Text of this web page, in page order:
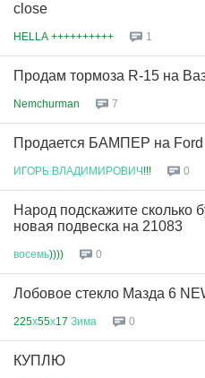
close
HELLA ++++++++++ 1
Продам тормоза R-15 на
Nemchurman 7
Продается БАМПЕР на Ford
ИГОРЬ ВЛАДИМИРОВИЧ!!! 0
Народ подскажите сколько
новая подвеска на 21083
восемь)))) 0
Лобовое стекло Мазда 6
225х55х17 Зима 0
КУПЛЮ